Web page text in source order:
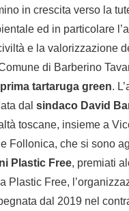
in crescita verso la
ed in particolare
e la valorizzazione
di Barberino
prima tartaruga green.
dal sindaco David
toscane, insieme a
Follonica, che si sono
Plastic Free, premiati
Plastic Free,
dal 2019 nel